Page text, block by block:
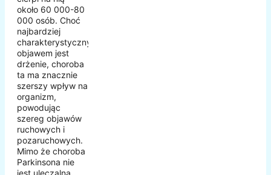
około 60 000-80
000 osób. Choć
najbardziej
charakterystycznym
objawem jest
drżenie, choroba
ta ma znacznie
szerszy wpływ na
organizm,
powodując
szereg objawów
ruchowych i
pozaruchowych.
Mimo że choroba
Parkinsona nie
jest uleczalna,